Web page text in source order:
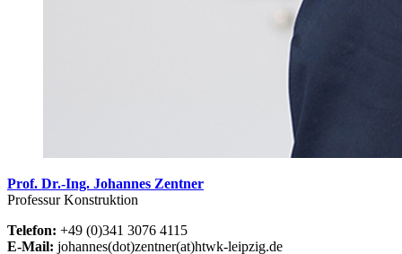
Prof. Dr.-Ing. Johannes Zentner
Professur Konstruktion
Telefon: +49 (0)341 3076 4115
E-Mail: johannes(dot)zentner(at)htwk-leipzig.de